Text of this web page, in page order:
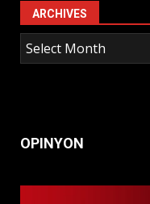
ARCHIVES
OPINYON